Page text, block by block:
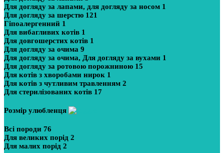
Для догляду за лапами, для догляду за носом 1
Для догляду за шерстю 121
Гіпоалергенний 1
Для вибагливих котів 1
Для довгошерстих котів 1
Для догляду за очима 9
Для догляду за очима, Для догляду за вухами 1
Для догляду за ротовою порожниною 15
Для котів з хворобами нирок 1
Для котів з чутливим травленням 2
Для стерилізованих котів 17
Розмір улюбленця
Всі породи 76
Для великих порід 2
Для малих порід 2